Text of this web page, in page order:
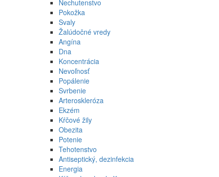
Nechutenstvo
Pokožka
Svaly
Žalúdočné vredy
Angína
Dna
Koncentrácia
Nevoľnosť
Popálenie
Svrbenie
Arteroskleróza
Ekzém
Kŕčové žily
Obezita
Potenie
Tehotenstvo
Antiseptický, dezinfekcia
Energia